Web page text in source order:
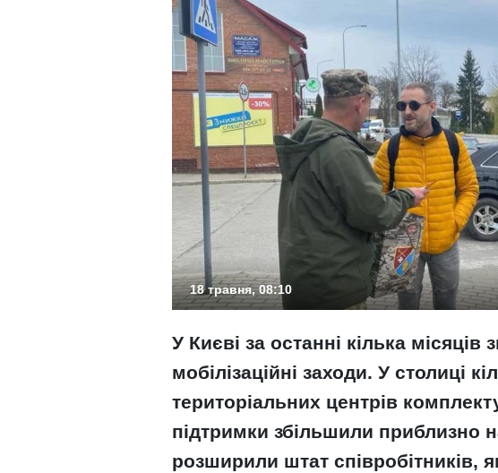
18 травня, 08:10
У Києві за останні кілька місяців
мобілізаційні заходи. У столиці
територіальних центрів
підтримки збільшили приблизно
розширили штат співробітників,